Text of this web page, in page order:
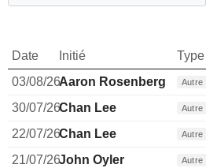
Date Initié Type
03/08/26Aaron Rosenberg Autre
30/07/26Chan Lee Autre
22/07/26Chan Lee Autre
21/07/26John Oyler Autre